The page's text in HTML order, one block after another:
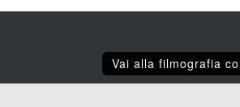
Vai alla filmografia